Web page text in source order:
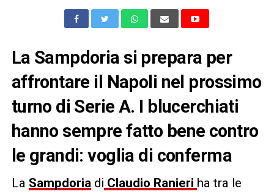
La Sampdoria si prepara per
affrontare il Napoli nel prossimo
turno di Serie A. I blucerchiati
hanno sempre fatto bene contro
le grandi: voglia di conferma
La Sampdoriadi Claudio Ranieri ha tra le